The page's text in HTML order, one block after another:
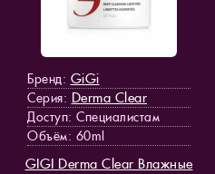
Бренд: GiGi
Серия: Derma Clear
Доступ: Специалистам
Объём: 60ml
GIGI Derma Clear Влажные